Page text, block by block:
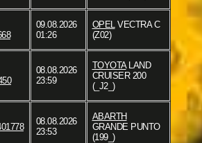
09.08.2026
01:26
OPEL VECTRA C
(Z02)
08.08.2026
23:59
TOYOTALAND
CRUISER 200
(_J2_)
08.08.2026
23:53
ABARTH
GRANDE PUNTO
(199_)